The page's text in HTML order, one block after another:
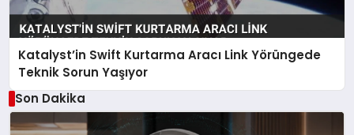
Katalyst’in Swift Kurtarma Aracı Link Yörüngede
Teknik Sorun Yaşıyor
Son Dakika